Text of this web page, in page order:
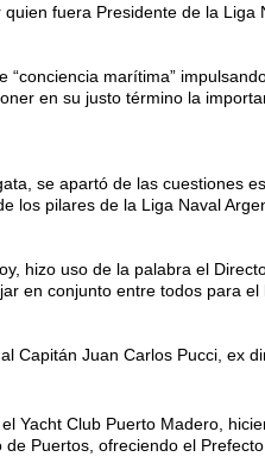
fuera Presidente de la Liga
marítima”
en su justo término la
se apartó de las cuestiones
los pilares de la Liga Naval
hizo uso de la palabra el
en conjunto entre todos para
Capitán Juan Carlos Pucci, ex
Yacht Club Puerto Madero,
Puertos, ofreciendo el